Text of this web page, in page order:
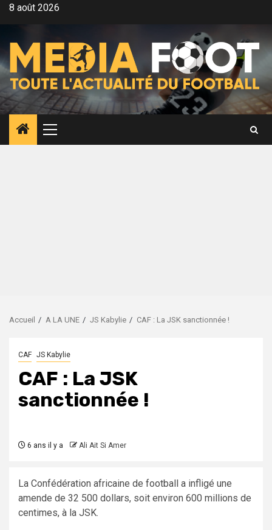
Aller8 août 2026
Menu
principal
Accueil A LA UNE JS Kabylie CAF : La JSK sanctionnée !
CAF JS Kabylie
CAF : La JSK
sanctionnée !
6 ans il y a Ali Ait Si Amer
La Confédération africaine de football a infligé une
amende de 32 500 dollars, soit environ 600 millions de
centimes, à la JSK.